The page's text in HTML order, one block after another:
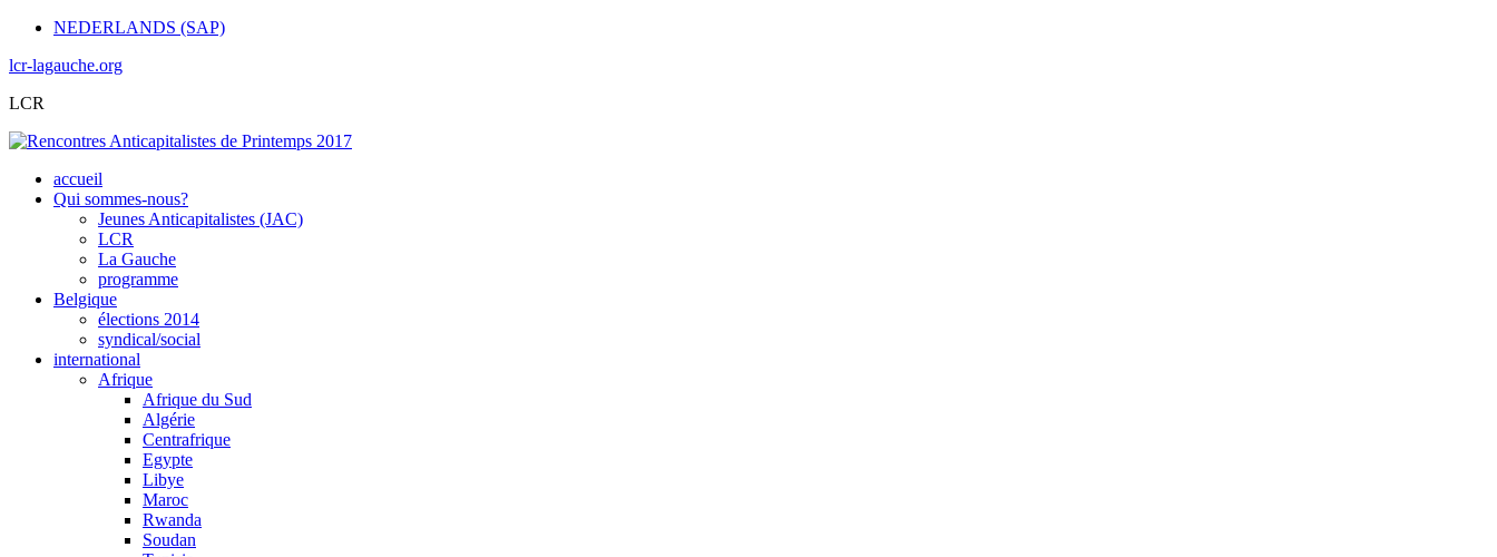
NEDERLANDS (SAP)
lcr-lagauche.org
LCR
accueil
Qui sommes-nous?
Jeunes Anticapitalistes (JAC)
LCR
La Gauche
programme
Belgique
élections 2014
syndical/social
international
Afrique
Afrique du Sud
Algérie
Centrafrique
Egypte
Libye
Maroc
Rwanda
Soudan